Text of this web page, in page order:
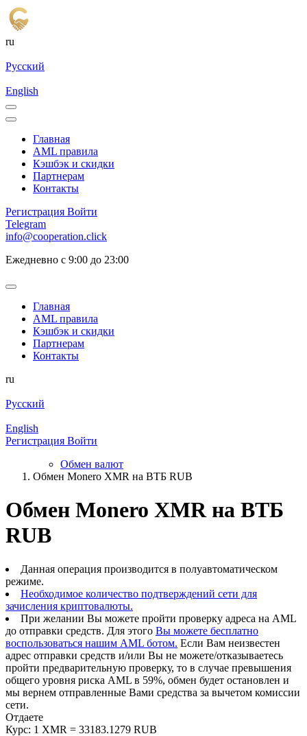
ru
Русский
English
Главная
AML правила
Кэшбэк и cкидки
Партнерам
Контакты
Регистрация Войти
Telegram
info@cooperation.click
Ежедневно с 9:00 до 23:00
Главная
AML правила
Кэшбэк и cкидки
Партнерам
Контакты
ru
Русский
English
Регистрация Войти
Обмен валют
Обмен Monero XMR на ВТБ RUB
Обмен Monero XMR на ВТБ
RUB
Данная операция производится в полуавтоматическом
режиме.
Необходимое количество подтверждений сети для
зачисления криптовалюты.
При желании Вы можете пройти проверку адреса на AML
до отправки средств. Для этого Вы можете бесплатно
воспользоваться нашим AML ботом. Если Вам неизвестен
адрес отправки средств и/или Вы не можете/отказываетесь
пройти предварительную проверку, то в случае превышения
общего уровня риска AML в 59%, обмен будет остановлен и
мы вернем отправленные Вами средства за вычетом комиссии
сети.
Отдаете
Курс: 1 XMR = 33183.1279 RUB